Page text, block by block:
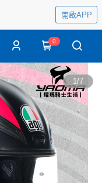
開啟APP
0
1/7